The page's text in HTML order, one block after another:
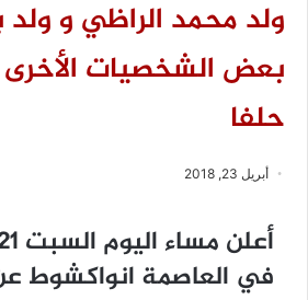
ولد محمد الراظي و
بعض الشخصيات
حلفا
أبريل 23, 2018
في العاصمة انواكشوط